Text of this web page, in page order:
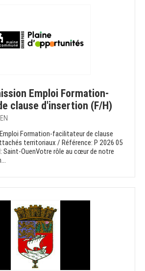
Emploi Formation-
clause d'insertion (F/H)
Formation-facilitateur de clause
territoriaux / Référence: P 2026 05
Saint-OuenVotre rôle au cœur de notre